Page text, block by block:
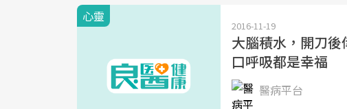
心靈
2016-11-19
大腦積水，開刀
口呼吸都是幸福
醫病平台